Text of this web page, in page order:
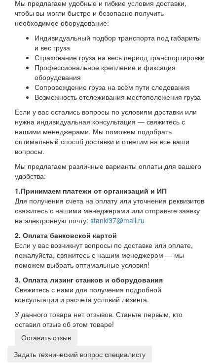
Мы предлагаем удобные и гибкие условия доставки,
чтобы вы могли быстро и безопасно получить
необходимое оборудование:
Индивидуальный подбор транспорта под габариты
и вес груза
Страхование груза на весь период транспортировки
Профессиональное крепление и фиксация
оборудования
Сопровождение груза на всём пути следования
Возможность отслеживания местоположения груза
Если у вас остались вопросы по условиям доставки или
нужна индивидуальная консультация — свяжитесь с
нашими менеджерами. Мы поможем подобрать
оптимальный способ доставки и ответим на все ваши
вопросы.
Мы предлагаем различные варианты оплаты для вашего
удобства:
1.Принимаем платежи от организаций и ИП
Для получения счета на оплату или уточнения реквизитов
свяжитесь с нашими менеджерами или отправьте заявку
на электронную почту: stanki37@mail.ru
2. Оплата банковской картой
Если у вас возникнут вопросы по доставке или оплате,
пожалуйста, свяжитесь с нашим менеджером — мы
поможем выбрать оптимальные условия!
3. Оплата лизинг станков и оборудования
Свяжитесь с нами для получения подробной
консультации и расчета условий лизинга.
У данного товара нет отзывов. Станьте первым, кто
оставил отзыв об этом товаре!
Оставить отзыв
Задать технический вопрос специалисту